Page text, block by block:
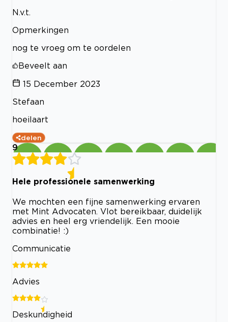
N.v.t.
Opmerkingen
nog te vroeg om te oordelen
Beveelt aan
15 December 2023
Stefaan
hoeilaart
delen
9
Hele professionele samenwerking
We mochten een fijne samenwerking ervaren
met Mint Advocaten. Vlot bereikbaar, duidelijk
advies en heel erg vriendelijk. Een mooie
combinatie! :)
Communicatie
Advies
Deskundigheid